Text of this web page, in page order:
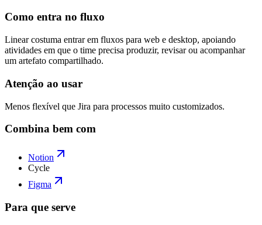
Como entra no fluxo
Linear costuma entrar em fluxos para web e desktop, apoiando
atividades em que o time precisa produzir, revisar ou acompanhar
um artefato compartilhado.
Atenção ao usar
Menos flexível que Jira para processos muito customizados.
Combina bem com
Notion
Cycle
Figma
Para que serve